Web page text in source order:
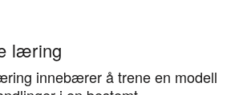
læring
innebærer å trene en modell